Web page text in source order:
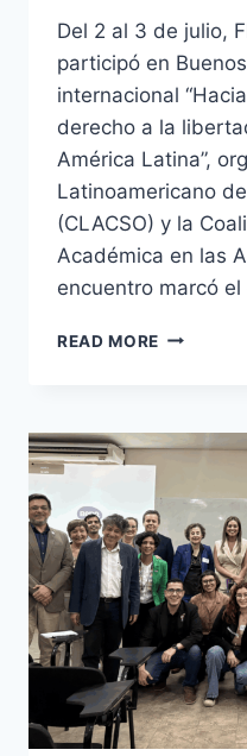
Del 2 al 3 de julio,
participó en
internacional
derecho a la
América Latina”,
Latinoamericano
(CLACSO) y la
Académica en las
encuentro marcó
READ MORE